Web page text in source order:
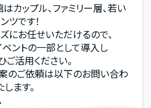
カップル、ファミリー層、若い
ツです！
にお任せいただけるので、
ントの一部として導入し
活用ください。
のご依頼は以下のお問い合わ
ます。